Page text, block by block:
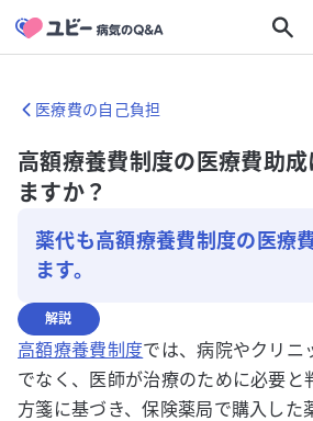
医療費の自己負担
高額療養費制度の医療費助
ますか？
薬代も高額療養費制度の医療
ます。
解説
高額療養費制度では、病院やクリニ
でなく、医師が治療のために必要と
方箋に基づき、保険薬局で購入した